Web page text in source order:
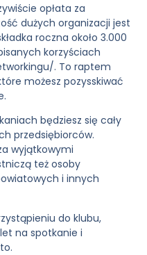
opłata za
dużych organizacji jest
roczna około 3.000
korzyściach
. To raptem
możesz pozysskiwać
będziesz się cały
przedsiębiorców.
wyjątkowymi
też osoby
i innych
do klubu,
na spotkanie i